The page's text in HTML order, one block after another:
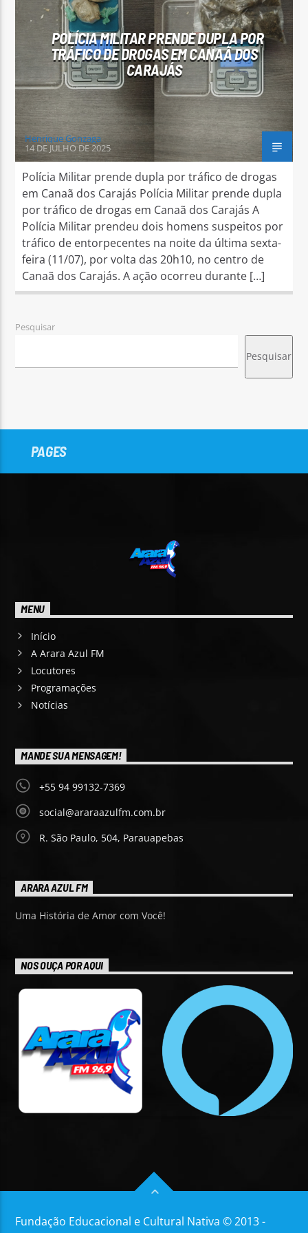
Arara Azul FM
POLÍCIA MILITAR PRENDE DUPLA POR
TRÁFICO DE DROGAS EM CANAÃ DOS
CARAJÁS
Henrique Gonzaga
14 DE JULHO DE 2025
Polícia Militar prende dupla por tráfico de drogas
em Canaã dos Carajás Polícia Militar prende dupla
por tráfico de drogas em Canaã dos Carajás A
Polícia Militar prendeu dois homens suspeitos por
tráfico de entorpecentes na noite da última sexta-
feira (11/07), por volta das 20h10, no centro de
Canaã dos Carajás. A ação ocorreu durante […]
Pesquisar
Pesquisar
PAGES
MENU
Início
A Arara Azul FM
Locutores
Programações
Notícias
MANDE SUA MENSAGEM!
+55 94 99132-7369
social@araraazulfm.com.br
R. São Paulo, 504, Parauapebas
ARARA AZUL FM
Uma História de Amor com Você!
NOS OUÇA POR AQUI
Fundação Educacional e Cultural Nativa © 2013 -